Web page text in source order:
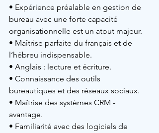
• Expérience préalable en gestion de
bureau avec une forte capacité
organisationnelle est un atout majeur.
• Maîtrise parfaite du français et de
l’hébreu indispensable.
• Anglais : lecture et écriture.
• Connaissance des outils
bureautiques et des réseaux sociaux.
• Maîtrise des systèmes CRM -
avantage.
• Familiarité avec des logiciels de